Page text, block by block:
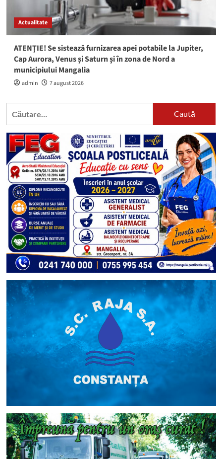
Actualitate
ATENȚIE! Se sistează furnizarea apei potabile la Jupiter,
Cap Aurora, Venus și Saturn și în zona de Nord a
municipiului Mangalia
admin 7 august 2026